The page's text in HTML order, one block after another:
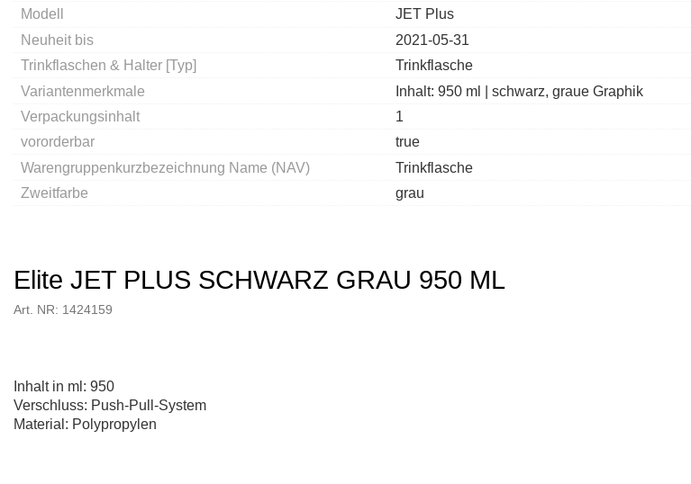
Modell
JET Plus
Neuheit bis
2021-05-31
Trinkflaschen & Halter [Typ]
Trinkflasche
Variantenmerkmale
Inhalt: 950 ml | schwarz, graue Graphik
Verpackungsinhalt
1
vororderbar
true
Warengruppenkurzbezeichnung Name (NAV)
Trinkflasche
Zweitfarbe
grau
Elite JET PLUS SCHWARZ GRAU 950 ML
Art. NR: 1424159
Inhalt in ml: 950
Verschluss: Push-Pull-System
Material: Polypropylen